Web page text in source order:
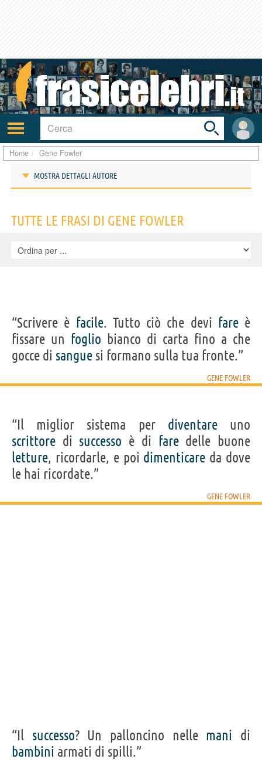
Attiva/disattiva
navigazione
User
area
Toggle
search
bar
Home Gene Fowler
MOSTRA DETTAGLI AUTORE
IDENTIKIT E DATI ANAGRAFICI
Cognome Devlan
Pseudonimo Gene Fowler
Nato 8 marzo 1890 a Denver
Nazionalità statunitense
Acquista libri di Gene Fowler su
Frasi, citazioni e aforismi di Gene Fowler
TUTTE LE FRASI DI GENE FOWLER
“Scrivere è facile. Tutto ciò che devi fareè
fissare un foglio bianco di carta fino a che
gocce di sangue si formano sulla tua fronte.”
GENE FOWLER
“Il miglior sistema per diventareuno
scrittore di successo è di faredelle buone
letture, ricordarle, e poi dimenticare da dove
le hai ricordate.”
GENE FOWLER
“Il successo? Un palloncino nelle mani di
bambini armati di spilli.”